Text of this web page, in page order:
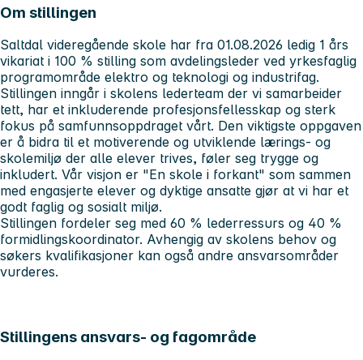
Om stillingen
Saltdal videregående skole har fra 01.08.2026 ledig 1 års
vikariat i 100 % stilling som avdelingsleder ved yrkesfaglig
programområde elektro og teknologi og industrifag.
Stillingen inngår i skolens lederteam der vi samarbeider
tett, har et inkluderende profesjonsfellesskap og sterk
fokus på samfunnsoppdraget vårt. Den viktigste oppgaven
er å bidra til et motiverende og utviklende lærings- og
skolemiljø der alle elever trives, føler seg trygge og
inkludert. Vår visjon er "En skole i forkant" som sammen
med engasjerte elever og dyktige ansatte gjør at vi har et
godt faglig og sosialt miljø.
Stillingen fordeler seg med 60 % lederressurs og 40 %
formidlingskoordinator. Avhengig av skolens behov og
søkers kvalifikasjoner kan også andre ansvarsområder
vurderes.
Stillingens ansvars- og fagområde